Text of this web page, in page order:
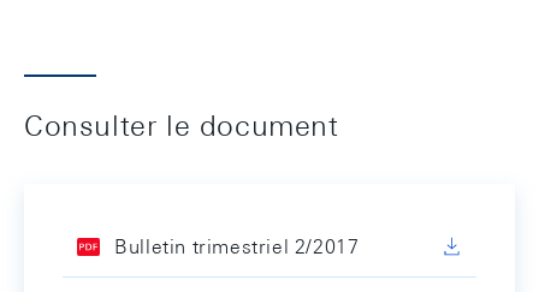
Consulter le document
Bulletin trimestriel 2/2017